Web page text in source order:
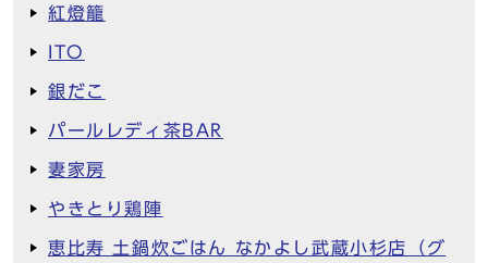
紅燈籠
ITO
銀だこ
パールレディ茶BAR
妻家房
やきとり鶏陣
恵比寿 土鍋炊ごはん なかよし武蔵小杉店（グ